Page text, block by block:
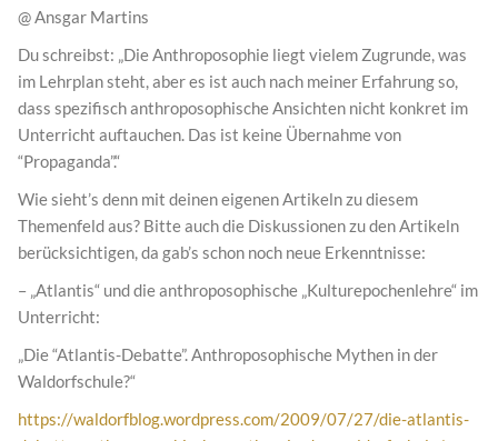
@ Ansgar Martins
Du schreibst: „Die Anthroposophie liegt vielem Zugrunde, was
im Lehrplan steht, aber es ist auch nach meiner Erfahrung so,
dass spezifisch anthroposophische Ansichten nicht konkret im
Unterricht auftauchen. Das ist keine Übernahme von
“Propaganda”.“
Wie sieht’s denn mit deinen eigenen Artikeln zu diesem
Themenfeld aus? Bitte auch die Diskussionen zu den Artikeln
berücksichtigen, da gab’s schon noch neue Erkenntnisse:
– „Atlantis“ und die anthroposophische „Kulturepochenlehre“ im
Unterricht:
„Die “Atlantis-Debatte”. Anthroposophische Mythen in der
Waldorfschule?“
https://waldorfblog.wordpress.com/2009/07/27/die-atlantis-